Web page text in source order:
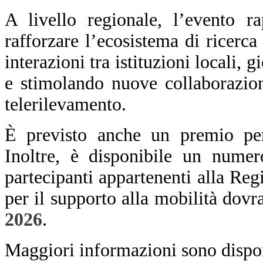
A livello regionale, l’evento
rafforzare l’ecosistema di
interazioni tra istituzioni locali,
e stimolando nuove
telerilevamento.
È previsto anche un premio
Inoltre, è disponibile un
partecipanti appartenenti alla
per il supporto alla mobilità
2026.
Maggiori informazioni sono